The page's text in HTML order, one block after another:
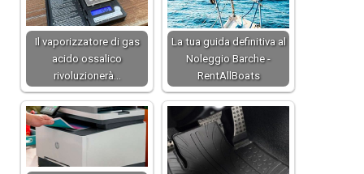
Il vaporizzatore di gas
acido ossalico
rivoluzionerà…
La tua guida definitiva al
Noleggio Barche -
RentAllBoats